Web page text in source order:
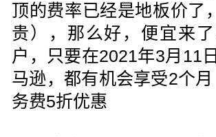
顶的费率已经是地板价了
贵），那么好，便宜来
户，只要在2021年3月11
马逊，都有机会享受2个
务费5折优惠